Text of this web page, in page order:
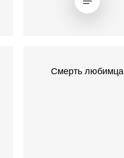
Смерть любимца